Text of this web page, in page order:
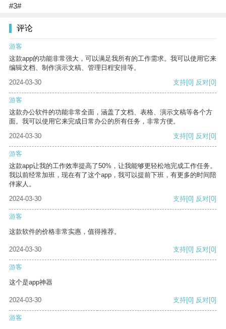
#3#
评论
游客
这款app的功能非常强大，可以满足我所有的工作需求。我可以使用它来
编辑文档、制作演示文稿、管理日程安排等。
2024-03-30
支持[0] 反对[0]
游客
这款办公软件的功能非常全面，涵盖了文档、表格、演示文稿等各个方
面。我可以使用它来完成日常办公的所有任务，非常方便。
2024-03-30
支持[0] 反对[0]
游客
这款app让我的工作效率提高了50%，让我能够更轻松地完成工作任务。
我以前经常加班，现在有了这个app，我可以提前下班，有更多的时间陪
伴家人。
2024-03-30
支持[0] 反对[0]
游客
这款软件的价格非常实惠，值得推荐。
2024-03-30 支持[0] 反对[0]
游客
这个是app神器
2024-03-30 支持[0] 反对[0]
游客